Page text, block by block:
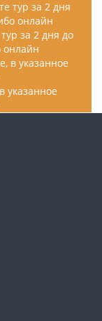
за 2 дня до
онлайн
указанное